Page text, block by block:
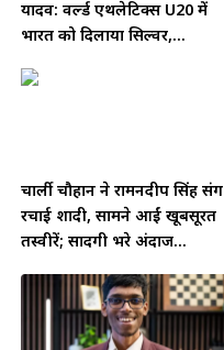
यादव: वर्ल्ड एथलेटिक्स U20 में
भारत को दिलाया सिल्वर,...
चार्ली चौहान ने रामनदीप सिंह संग
रचाई शादी, सामने आईं खूबसूरत
तस्वीरें; सादगी भरे अंदाज...